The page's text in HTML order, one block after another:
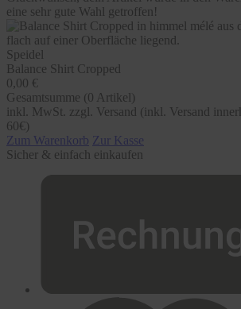
eine sehr gute Wahl getroffen!
Speidel
Balance Shirt Cropped
0,00 €
Gesamtsumme (0 Artikel)
inkl. MwSt. zzgl. Versand (inkl. Versand
60€)
Zum Warenkorb Zur Kasse
Sicher & einfach einkaufen